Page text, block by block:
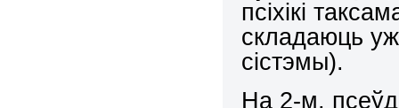
псіхікі
складаюць
сістэмы).
На 2-м,